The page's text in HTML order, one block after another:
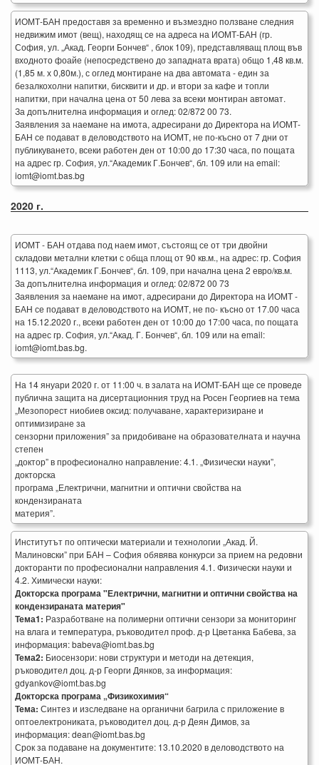
ИОМТ-БАН предоставя за временно и възмездно ползване следния
недвижим имот (вещ), находящ се на адреса на ИОМТ-БАН (гр.
София, ул. „Акад. Георги Бончев“ , блок 109), представляващ площ във
входното фоайе (непосредствено до западната врата) общо 1,48 кв.м.
(1,85 м. х 0,80м.), с оглед монтиране на два автомата - един за
безалкохолни напитки, бисквити и др. и втори за кафе и топли
напитки, при начална цена от 50 лева за всеки монтиран автомат.
За допълнителна информация и оглед: 02/872 00 73.
Заявления за наемане на имота, адресирани до Директора на ИОМТ-
БАН се подават в деловодството на ИОМТ, не по-късно от 7 дни от
публикуването, всеки работен ден от 10:00 до 17:30 часа, по пощата
на адрес гр. София, ул.“Академик Г.Бончев“, бл. 109 или на email:
iomt@iomt.bas.bg
2020 г.
ИОМТ - БАН отдава под наем имот, състоящ се от три двойни
складови метални клетки с обща площ от 90 кв.м., на адрес: гр. София
1113, ул.“Академик Г.Бончев“, бл. 109, при начална цена 2 евро/кв.м.
За допълнителна информация и оглед: 02/872 00 73
Заявления за наемане на имот, адресирани до Директора на ИОМТ -
БАН се подават в деловодството на ИОМТ, не по- късно от 17.00 часа
на 15.12.2020 г., всеки работен ден от 10:00 до 17:00 часа, по пощата
на адрес гр. София, ул.“Акад. Г. Бончев“, бл. 109 или на email:
iomt@iomt.bas.bg.
На 14 януари 2020 г. от 11:00 ч. в залата на ИОМТ-БАН ще се проведе
публична защита на дисертационния труд на Росен Георгиев на тема
„Мезопорест ниобиев оксид: получаване, характеризиране и
оптимизиране за
сензорни приложения” за придобиване на образователната и научна
степен
„доктор” в професионално направление: 4.1. „Физически науки”,
докторска
програма „Електрични, магнитни и оптични свойства на
кондензираната
материя”.
Институтът по оптически материали и технологии „Акад. Й.
Малиновски” при БАН – София обявява конкурси за прием на редовни
докторанти по професионални направления 4.1. Физически науки и
4.2. Химически науки:
Докторска програма "Електрични, магнитни и оптични свойства на
кондензираната материя"
Тема1: Разработване на полимерни оптични сензори за мониторинг
на влага и температура, ръководител проф. д-р Цветанка Бабева, за
информация: babeva@iomt.bas.bg
Тема2: Биосензори: нови структури и методи на детекция,
ръководител доц. д-р Георги Дянков, за информация:
gdyankov@iomt.bas.bg
Докторска програма „Физикохимия“
Тема: Синтез и изследване на органични багрила с приложение в
оптоелектрониката, ръководител доц. д-р Деян Димов, за
информация: dean@iomt.bas.bg
Срок за подаване на документите: 13.10.2020 в деловодството на
ИОМТ-БАН.